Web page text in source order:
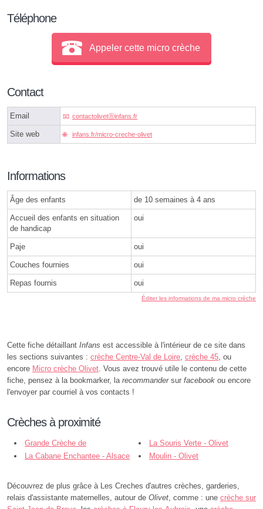
Téléphone
Appeler cette micro crèche
Contact
Email contactolivetⓐinfans.fr
Site web infans.fr/micro-creche-olivet
Informations
Âge des enfants de 10 semaines à 4 ans
Accueil des enfants en situation
de handicap
oui
Paje oui
Couches fournies oui
Repas fournis oui
Éditer les informations de ma micro crèche
Cette fiche détaillant Infans est accessible à l'intérieur de ce site dans
les sections suivantes : crèche Centre-Val de Loire, crèche 45, ou
encore Micro crèche Olivet. Vous avez trouvé utile le contenu de cette
fiche, pensez à la bookmarker, la recommandersur facebook ou encore
l'envoyer par courriel à vos contacts !
Crèches à proximité
Grande Crèche de
Larry'bambelle - Olivet
La Souris Verte - Olivet
La Cabane Enchantee - Alsace
Moulin - Olivet
Découvrez de plus grâce à Les Creches d'autres crèches, garderies,
relais d'assistante maternelles, autour de Olivet, comme : une crèche sur